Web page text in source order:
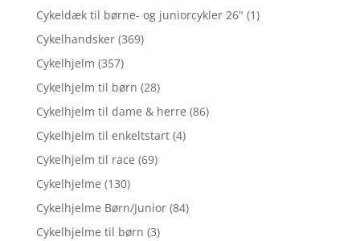
Cykeldæk til børne- og juniorcykler 26" (1)
Cykelhandsker (369)
Cykelhjelm (357)
Cykelhjelm til børn (28)
Cykelhjelm til dame & herre (86)
Cykelhjelm til enkeltstart (4)
Cykelhjelm til race (69)
Cykelhjelme (130)
Cykelhjelme Børn/Junior (84)
Cykelhjelme til børn (3)